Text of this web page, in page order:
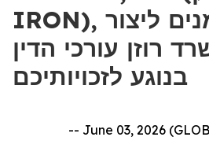
IRON), אתם מוזמנים ליצור
רוזן עורכי הדין
בנוגע לזכויותיכם